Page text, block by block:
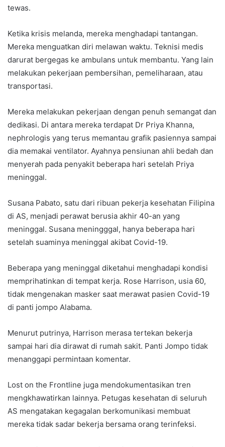
tewas.
Ketika krisis melanda, mereka menghadapi tantangan.
Mereka menguatkan diri melawan waktu. Teknisi medis
darurat bergegas ke ambulans untuk membantu. Yang lain
melakukan pekerjaan pembersihan, pemeliharaan, atau
transportasi.
Mereka melakukan pekerjaan dengan penuh semangat dan
dedikasi. Di antara mereka terdapat Dr Priya Khanna,
nephrologis yang terus memantau grafik pasiennya sampai
dia memakai ventilator. Ayahnya pensiunan ahli bedah dan
menyerah pada penyakit beberapa hari setelah Priya
meninggal.
Susana Pabato, satu dari ribuan pekerja kesehatan Filipina
di AS, menjadi perawat berusia akhir 40-an yang
meninggal. Susana meningggal, hanya beberapa hari
setelah suaminya meninggal akibat Covid-19.
Beberapa yang meninggal diketahui menghadapi kondisi
memprihatinkan di tempat kerja. Rose Harrison, usia 60,
tidak mengenakan masker saat merawat pasien Covid-19
di panti jompo Alabama.
Menurut putrinya, Harrison merasa tertekan bekerja
sampai hari dia dirawat di rumah sakit. Panti Jompo tidak
menanggapi permintaan komentar.
Lost on the Frontline juga mendokumentasikan tren
mengkhawatirkan lainnya. Petugas kesehatan di seluruh
AS mengatakan kegagalan berkomunikasi membuat
mereka tidak sadar bekerja bersama orang terinfeksi.